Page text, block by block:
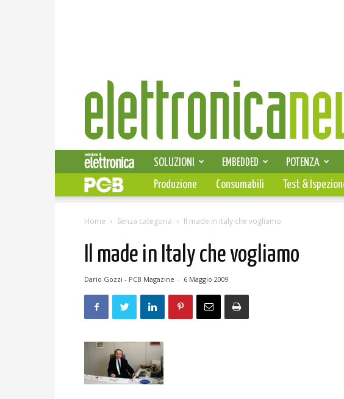
Elettronica
News
SELEZIONE DI
SOLUZIONI EMBEDDED POTENZA
PCB
Produzione Consumabili Test &
Home Senza categoria Il made in Italy che vogliamo
Il made in Italy che vogliamo
Dario Gozzi - PCB Magazine - 6 Maggio 2009